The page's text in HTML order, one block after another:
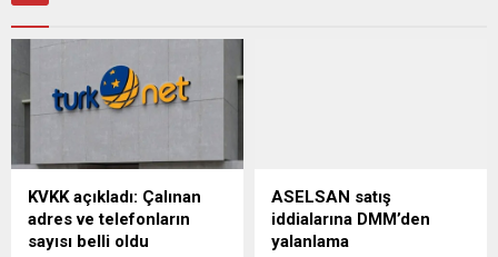
KVKK açıkladı: Çalınan
adres ve telefonların
sayısı belli oldu
ASELSAN satış
iddialarına DMM’den
yalanlama